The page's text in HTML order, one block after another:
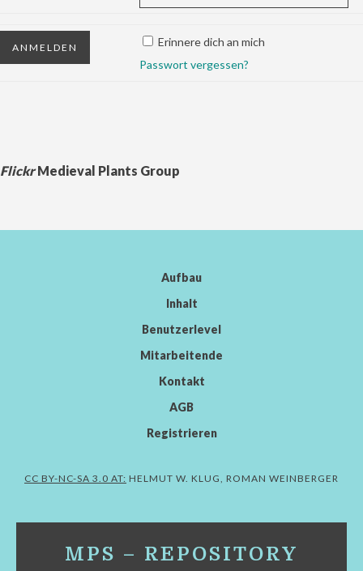
Erinnere dich an mich
Passwort vergessen?
FlickrMedieval Plants Group
Aufbau
Inhalt
Benutzerlevel
Mitarbeitende
Kontakt
AGB
Registrieren
CC BY-NC-SA 3.0 AT: HELMUT W. KLUG, ROMAN WEINBERGER
MPS – REPOSITORY